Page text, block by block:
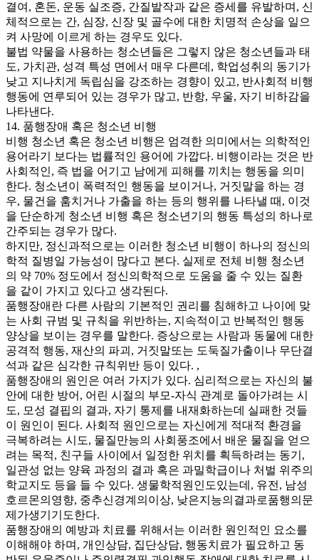
결여, 혼돈, 운동 실조증, 간질발작과 같은 증세를 유발하며, 신
체적으로는 간, 심장, 신장 및 골수에 대한 치명적 손상을 일으
켜 사망에 이르게 하는 경우도 있다.
불법 약물을 사용하는 청소년들은 그렇지 않은 청소년들과 태
도, 가치관, 성격 특성 면에서 매우 다른데, 학업성취의 동기가
낮고 지나치게 독립심을 강조하는 경향이 있고, 반사회적 비행
행동에 연루되어 있는 경우가 많고, 반항, 우울, 자기 비하감을
나타낸다.
14. 품행장애 혹은 청소년 비행
비행 청소년 혹은 청소년 비행은 엄격한 의미에서는 의학적인
용어라기 보다는 법률적인 용어에 가깝다. 비행이라는 것은 반
사회적인, 즉 법을 어기고 남에게 피해를 끼치는 행동을 의미
한다. 청소년이 폭력적인 행동을 보이거나, 거짓말을 하는 경
우, 물건을 훔치거나 가출을 하는 등의 행위를 나타낼 때, 이것
을 단순하게 청소년 비행 혹은 청소년기의 행동 특성의 하나로
간주되는 경우가 많다.
하지만, 정신과적으로는 이러한 청소년 비행이 하나의 정신의
학적 질병일 가능성이 많다고 본다. 실제로 전체 비행 청소년
의 약 70% 정도에서 정신의학적으로 도움을 줄 수 있는 질환
을 같이 가지고 있다고 생각된다.
품행장애란 다른 사람의 기본적인 권리를 침해하고 나이에 맞
는 사회 규범 및 규칙을 위반하는, 지속적이고 반복적인 행동
양상을 보이는 경우를 말한다. 증상으로는 사람과 동물에 대한
공격적 행동, 재산의 파괴, 거짓말또는 도둑질가출이나 무단결
석과 같은 심각한 규칙위반 등이 있다. ,
품행장애의 원인은 여러 가지가 있다. 심리적으로는 자신의 불
안에 대한 방어, 어린 시절의 부모-자식 관계로 돌아가려는 시
도, 모성 결핍의 결과, 자기 통제를 내재화하는데 실패한 것들
이 원인이 된다. 사회적 원인으로는 자신에게 적대적 환경을
극복하려는 시도, 물질만능의 사회풍조에서 배운 물질을 얻으
려는 목적, 친구들 사이에서 일정한 위치를 획득하려는 동기,
일관성 없는 양육 과정의 결과 혹은 과밀학급이나 처벌 위주의
학교지도 등을 들 수 있다. 생물학적원인도있는데, 유전, 남성
호르몬의영향, 중추신경계의이상, 낮은지능의결과로품행의문
제가생기기도한다.
품행장애의 예방과 치료를 위해서는 이러한 원인적인 요소를
이해해야 하며, 개인상담, 집단상담, 행동치료가 필요하고 동